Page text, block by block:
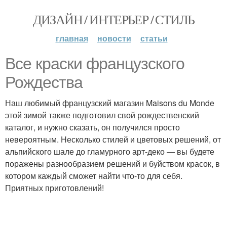
ДИЗАЙН / ИНТЕРЬЕР / СТИЛЬ
главная новости статьи
Все краски французского
Рождества
Наш любимый французский магазин Maisons du Monde
этой зимой также подготовил свой рождественский
каталог, и нужно сказать, он получился просто
невероятным. Несколько стилей и цветовых решений, от
альпийского шале до гламурного арт-деко — вы будете
поражены разнообразием решений и буйством красок, в
котором каждый сможет найти что-то для себя.
Приятных приготовлений!